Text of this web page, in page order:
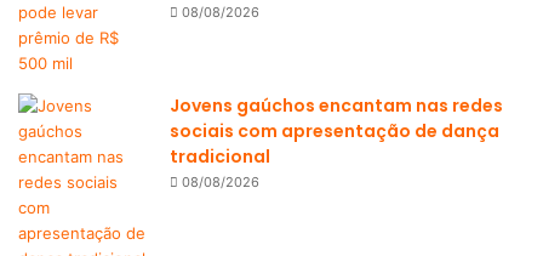
08/08/2026
Jovens gaúchos encantam nas redes
sociais com apresentação de dança
tradicional
08/08/2026